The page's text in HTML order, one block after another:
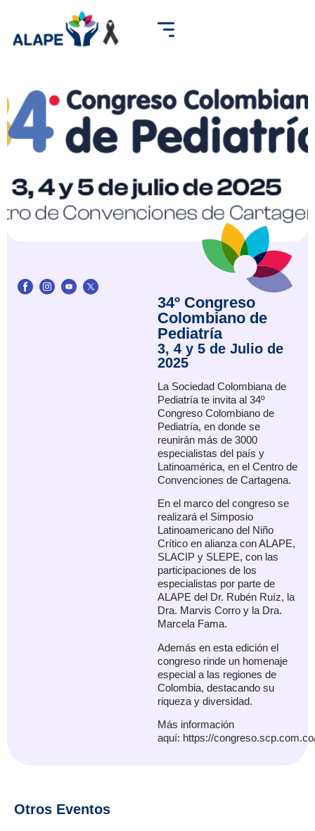
34º Congreso
Colombiano de
Pediatría
3, 4 y 5 de Julio de
2025
La Sociedad Colombiana de
Pediatría te invita al 34º
Congreso Colombiano de
Pediatría, en donde se
reunirán más de 3000
especialistas del país y
Latinoamérica, en el Centro de
Convenciones de Cartagena.
En el marco del congreso se
realizará el Simposio
Latinoamericano del Niño
Crítico en alianza con ALAPE,
SLACIP y SLEPE, con las
participaciones de los
especialistas por parte de
ALAPE del Dr. Rubén Ruíz, la
Dra. Marvis Corro y la Dra.
Marcela Fama.
Además en esta edición el
congreso rinde un homenaje
especial a las regiones de
Colombia, destacando su
riqueza y diversidad.
Más información
aquí: https://
Otros Eventos